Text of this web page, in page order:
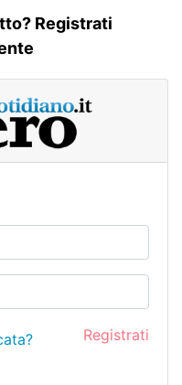
Registrati
Registrati